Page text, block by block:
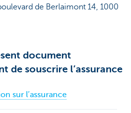
de Berlaimont 14, 1000
document
de souscrire l’assurance
sur l’assurance